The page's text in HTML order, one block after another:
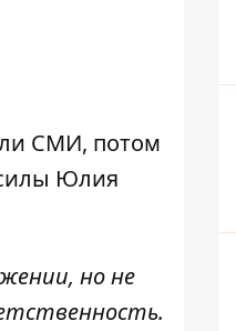
СМИ, потом
Юлия
но не